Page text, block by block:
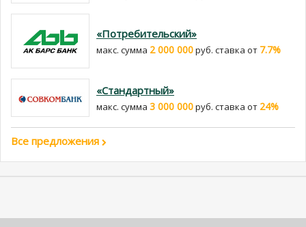
«Потребительский»
макс. сумма 2 000 000руб. cтавка от 7.7%
«Стандартный»
макс. сумма 3 000 000руб. cтавка от 24%
Все предложения